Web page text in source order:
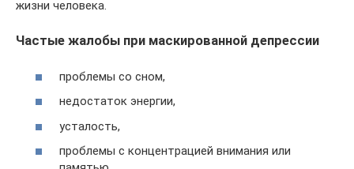
жизни человека.
Частые жалобы при маскированной депрессии
проблемы со сном,
недостаток энергии,
усталость,
проблемы с концентрацией внимания или